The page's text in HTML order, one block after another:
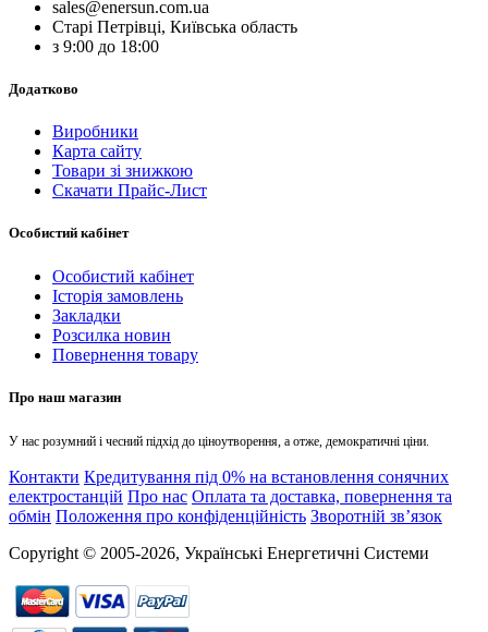
sales@enersun.com.ua
Старі Петрівці, Київська область
з 9:00 до 18:00
Додатково
Виробники
Карта сайту
Товари зі знижкою
Скачати Прайс-Лист
Особистий кабінет
Особистий кабінет
Історія замовлень
Закладки
Розсилка новин
Повернення товару
Про наш магазин
У нас розумний і чесний підхід до ціноутворення, а отже, демократичні ціни.
Контакти Кредитування під 0% на встановлення сонячних
електростанцій Про нас Оплата та доставка, повернення та
обмін Положення про конфіденційність Зворотній зв’язок
Copyright © 2005-2026, Українські Енергетичні Системи